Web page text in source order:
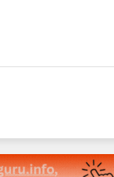
mit
mich, Sie